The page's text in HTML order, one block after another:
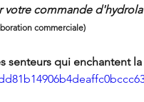
commande
commerciale)
senteurs qui enchantent